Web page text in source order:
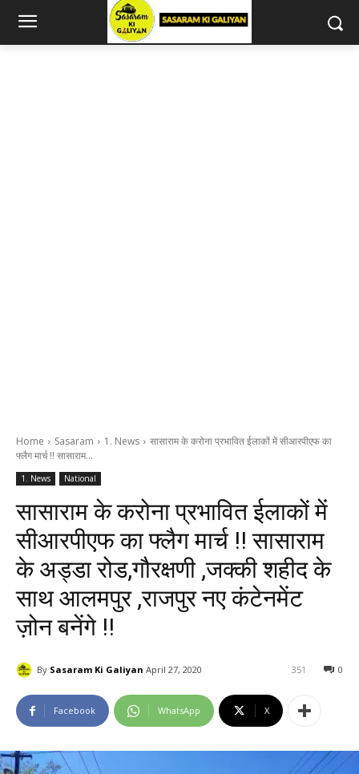
Home Sasaram 1. News
सासाराम के करोना प्रभावित ईलाकों में सीआरपीएफ का
फ्लैग मार्च !! सासाराम...
1. News National
सासाराम के करोना प्रभावित ईलाकों में
सीआरपीएफ का फ्लैग मार्च !! सासाराम
के अड्डा रोड,गौरक्षणी ,जक्की शहीद के
साथ आलमपुर ,राजपुर नए कंटेनमेंट
ज़ोन बनेंगे !!
By Sasaram Ki Galiyan April 27, 2020 0
351
Facebook WhatsApp X